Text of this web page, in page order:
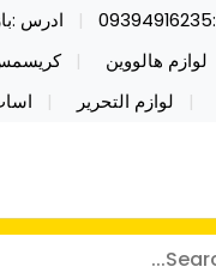
ادرس
لوازم هالووین
لوازم التحریر
فروش عمده
خاص فیجت اسباب بازی
هالووین ولن
ماسک در واردات